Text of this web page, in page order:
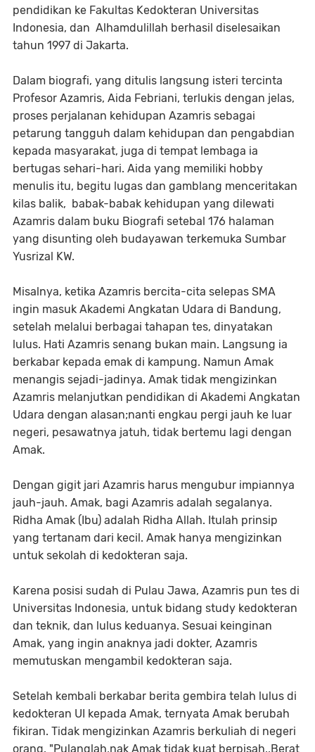
pendidikan ke Fakultas Kedokteran Universitas
Indonesia, dan Alhamdulillah berhasil diselesaikan
tahun 1997 di Jakarta.
Dalam biografi, yang ditulis langsung isteri tercinta
Profesor Azamris, Aida Febriani, terlukis dengan jelas,
proses perjalanan kehidupan Azamris sebagai
petarung tangguh dalam kehidupan dan pengabdian
kepada masyarakat, juga di tempat lembaga ia
bertugas sehari-hari. Aida yang memiliki hobby
menulis itu, begitu lugas dan gamblang menceritakan
kilas balik, babak-babak kehidupan yang dilewati
Azamris dalam buku Biografi setebal 176 halaman
yang disunting oleh budayawan terkemuka Sumbar
Yusrizal KW.
Misalnya, ketika Azamris bercita-cita selepas SMA
ingin masuk Akademi Angkatan Udara di Bandung,
setelah melalui berbagai tahapan tes, dinyatakan
lulus. Hati Azamris senang bukan main. Langsung ia
berkabar kepada emak di kampung. Namun Amak
menangis sejadi-jadinya. Amak tidak mengizinkan
Azamris melanjutkan pendidikan di Akademi Angkatan
Udara dengan alasan;nanti engkau pergi jauh ke luar
negeri, pesawatnya jatuh, tidak bertemu lagi dengan
Amak.
Dengan gigit jari Azamris harus mengubur impiannya
jauh-jauh. Amak, bagi Azamris adalah segalanya.
Ridha Amak (Ibu) adalah Ridha Allah. Itulah prinsip
yang tertanam dari kecil. Amak hanya mengizinkan
untuk sekolah di kedokteran saja.
Karena posisi sudah di Pulau Jawa, Azamris pun tes di
Universitas Indonesia, untuk bidang study kedokteran
dan teknik, dan lulus keduanya. Sesuai keinginan
Amak, yang ingin anaknya jadi dokter, Azamris
memutuskan mengambil kedokteran saja.
Setelah kembali berkabar berita gembira telah lulus di
kedokteran UI kepada Amak, ternyata Amak berubah
fikiran. Tidak mengizinkan Azamris berkuliah di negeri
orang. "Pulanglah,nak Amak tidak kuat berpisah..Berat